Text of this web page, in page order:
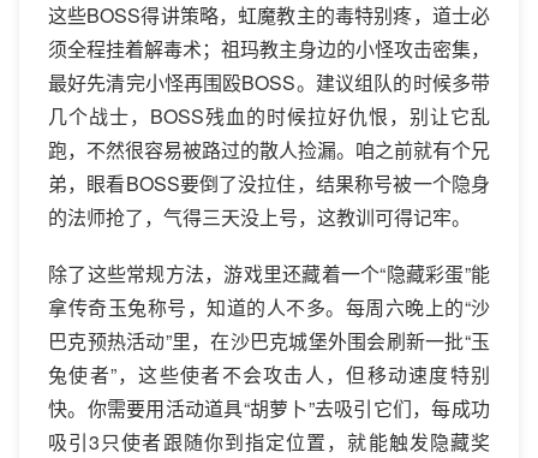
这些BOSS得讲策略，虹魔教主的毒特别疼，道士必
须全程挂着解毒术；祖玛教主身边的小怪攻击密集，
最好先清完小怪再围殴BOSS。建议组队的时候多带
几个战士，BOSS残血的时候拉好仇恨，别让它乱
跑，不然很容易被路过的散人捡漏。咱之前就有个兄
弟，眼看BOSS要倒了没拉住，结果称号被一个隐身
的法师抢了，气得三天没上号，这教训可得记牢。
除了这些常规方法，游戏里还藏着一个“隐藏彩蛋”能
拿传奇玉兔称号，知道的人不多。每周六晚上的“沙
巴克预热活动”里，在沙巴克城堡外围会刷新一批“玉
兔使者”，这些使者不会攻击人，但移动速度特别
快。你需要用活动道具“胡萝卜”去吸引它们，每成功
吸引3只使者跟随你到指定位置，就能触发隐藏奖